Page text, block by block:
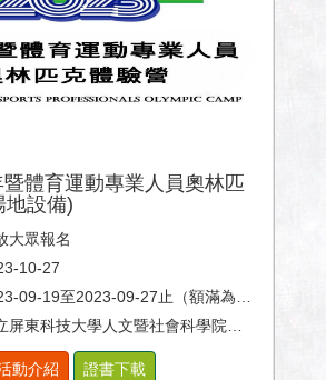
體育運動專業人員奧林匹
地設備)
大眾報名
10-27
09-19至2023-09-27止（額滿為止）
大學人文暨社會科學院、體育室及休閒運動健康系。
動介紹 證書下載